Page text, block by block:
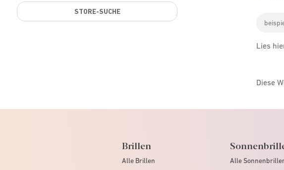
STORE-SUCHE
address
Lies
Diese
Brillen
Alle Brillen Alle